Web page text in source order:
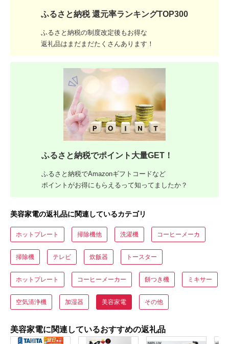
ふるさと納税 還元率ランキングTOP300
ふるさと納税の制度改定後もお得な
返礼品はまだまだたくさんあります！
ふるさと納税でポイント大量GET！
ふるさと納税でAmazonギフトコードなど
ポイントがお得にもらえるって知ってましたか？
美容家電の返礼品に関連しているカテゴリ
ホットプレート 掃除機他 洗濯機 コーヒーメーカ
掃除機 テレビ 炊飯器 トースター
ホットプレート コーヒーメーカー 餅つき機 ミキサー
空気清浄機 加湿器 美容家電 その他
美容家電に関連しているおすすめの返礼品